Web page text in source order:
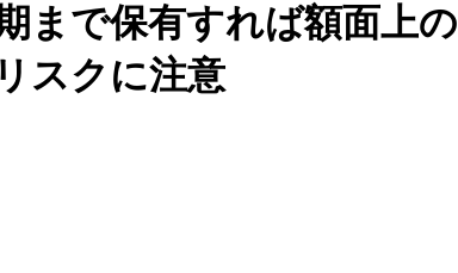
で保有すれば額面上の
スクに注意